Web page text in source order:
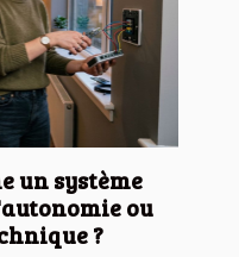
un système
ou
?